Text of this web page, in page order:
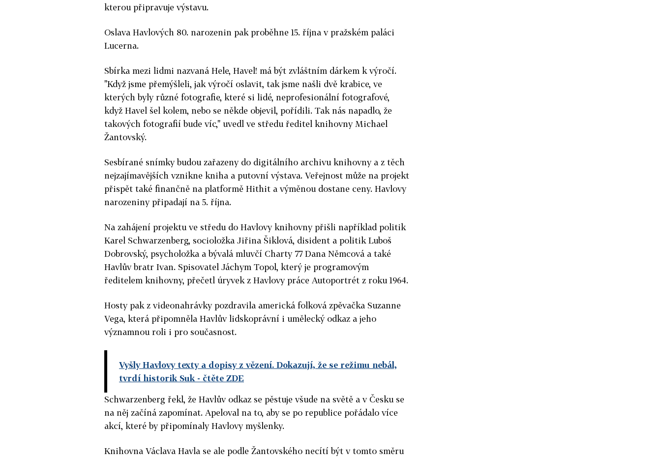
kterou připravuje výstavu.
Oslava Havlových 80. narozenin pak proběhne 15. října v pražském paláci
Lucerna.
Sbírka mezi lidmi nazvaná Hele, Havel! má být zvláštním dárkem k výročí.
"Když jsme přemýšleli, jak výročí oslavit, tak jsme našli dvě krabice, ve
kterých byly různé fotografie, které si lidé, neprofesionální fotografové,
když Havel šel kolem, nebo se někde objevil, pořídili. Tak nás napadlo, že
takových fotografií bude víc," uvedl ve středu ředitel knihovny Michael
Žantovský.
Sesbírané snímky budou zařazeny do digitálního archivu knihovny a z těch
nejzajímavějších vznikne kniha a putovní výstava. Veřejnost může na projekt
přispět také finančně na platformě Hithit a výměnou dostane ceny. Havlovy
narozeniny připadají na 5. října.
Na zahájení projektu ve středu do Havlovy knihovny přišli například politik
Karel Schwarzenberg, socioložka Jiřina Šiklová, disident a politik Luboš
Dobrovský, psycholožka a bývalá mluvčí Charty 77 Dana Němcová a také
Havlův bratr Ivan. Spisovatel Jáchym Topol, který je programovým
ředitelem knihovny, přečetl úryvek z Havlovy práce Autoportrét z roku 1964.
Hosty pak z videonahrávky pozdravila americká folková zpěvačka Suzanne
Vega, která připomněla Havlův lidskoprávní i umělecký odkaz a jeho
významnou roli i pro současnost.
Vyšly Havlovy texty a dopisy z vězení. Dokazují, že se režimu nebál,
tvrdí historik Suk - čtěte ZDE
Schwarzenberg řekl, že Havlův odkaz se pěstuje všude na světě a v Česku se
na něj začíná zapomínat. Apeloval na to, aby se po republice pořádalo více
akcí, které by připomínaly Havlovy myšlenky.
Knihovna Václava Havla se ale podle Žantovského necítí být v tomto směru